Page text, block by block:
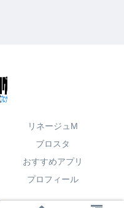
リネージュM
ブロスタ
おすすめアプリ
プロフィール